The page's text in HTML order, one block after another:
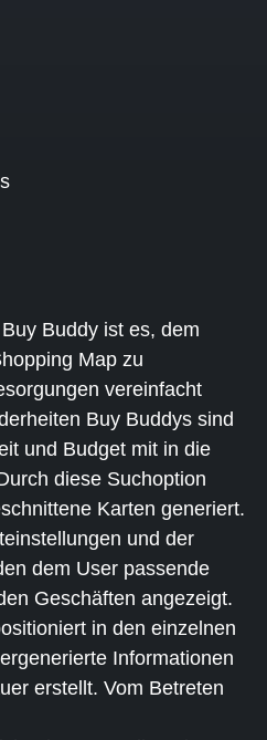
Buddy ist es, dem
Map zu
vereinfacht
Buy Buddys sind
und Budget mit in die
diese Suchoption
Karten generiert.
und der
dem User passende
Geschäften angezeigt.
in den einzelnen
Informationen
erstellt. Vom Betreten